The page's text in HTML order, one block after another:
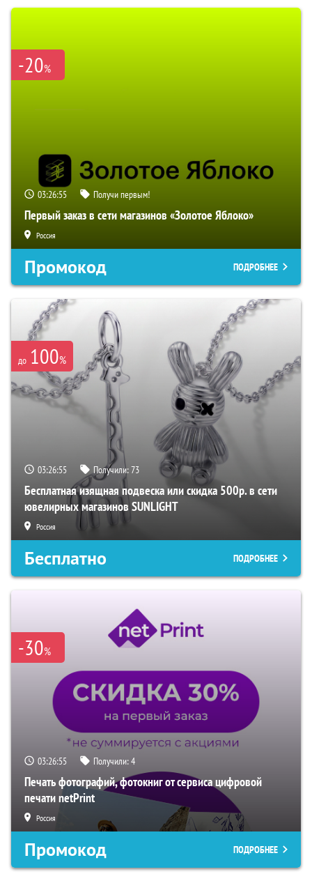
-20%
03:26:54 Получи первым!
Первый заказ в сети магазинов «Золотое Яблоко»
Россия
Промокод ПОДРОБНЕЕ
до 100%
03:26:54 Получили:73
Бесплатная изящная подвеска или скидка 500р. в сети
ювелирных магазинов SUNLIGHT
Россия
Бесплатно ПОДРОБНЕЕ
-30%
03:26:54 Получили:4
Печать фотографий, фотокниг от сервиса цифровой
печати netPrint
Россия
Промокод ПОДРОБНЕЕ